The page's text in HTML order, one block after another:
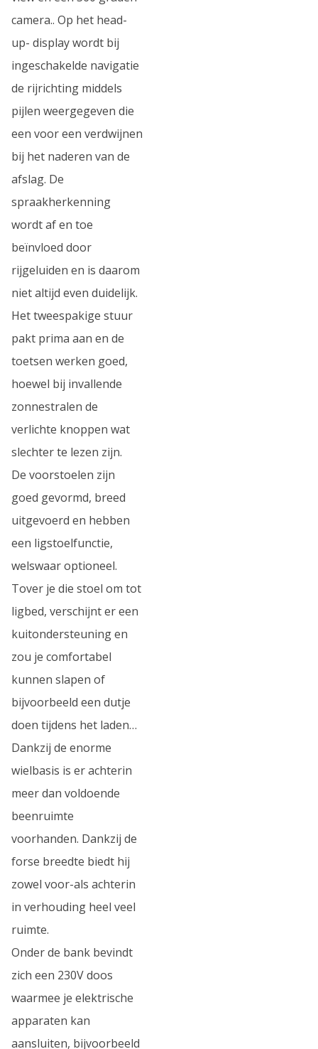
camera.. Op het head-
up- display wordt bij
ingeschakelde navigatie
de rijrichting middels
pijlen weergegeven die
een voor een verdwijnen
bij het naderen van de
afslag. De
spraakherkenning
wordt af en toe
beïnvloed door
rijgeluiden en is daarom
niet altijd even duidelijk.
Het tweespakige stuur
pakt prima aan en de
toetsen werken goed,
hoewel bij invallende
zonnestralen de
verlichte knoppen wat
slechter te lezen zijn.
De voorstoelen zijn
goed gevormd, breed
uitgevoerd en hebben
een ligstoelfunctie,
welswaar optioneel.
Tover je die stoel om tot
ligbed, verschijnt er een
kuitondersteuning en
zou je comfortabel
kunnen slapen of
bijvoorbeeld een dutje
doen tijdens het laden…
Dankzij de enorme
wielbasis is er achterin
meer dan voldoende
beenruimte
voorhanden. Dankzij de
forse breedte biedt hij
zowel voor-als achterin
in verhouding heel veel
ruimte.
Onder de bank bevindt
zich een 230V doos
waarmee je elektrische
apparaten kan
aansluiten, bijvoorbeeld